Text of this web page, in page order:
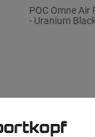
POC Omne
- Uranium